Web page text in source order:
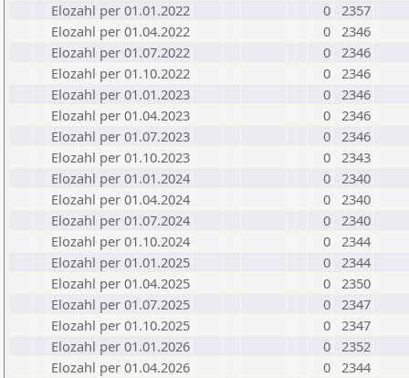
Elozahl per 01.01.2022
0 2357
Elozahl per 01.04.2022
0 2346
Elozahl per 01.07.2022
0 2346
Elozahl per 01.10.2022
0 2346
Elozahl per 01.01.2023
0 2346
Elozahl per 01.04.2023
0 2346
Elozahl per 01.07.2023
0 2346
Elozahl per 01.10.2023
0 2343
Elozahl per 01.01.2024
0 2340
Elozahl per 01.04.2024
0 2340
Elozahl per 01.07.2024
0 2340
Elozahl per 01.10.2024
0 2344
Elozahl per 01.01.2025
0 2344
Elozahl per 01.04.2025
0 2350
Elozahl per 01.07.2025
0 2347
Elozahl per 01.10.2025
0 2347
Elozahl per 01.01.2026
0 2352
Elozahl per 01.04.2026
0 2344